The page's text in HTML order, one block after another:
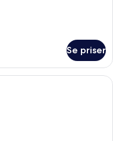
Se priser
hotelværelse med en